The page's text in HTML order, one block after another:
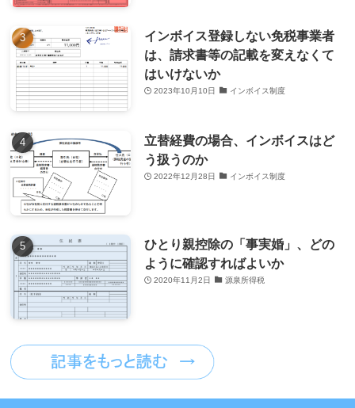
インボイス登録しない免税事業者
は、請求書等の記載を変えなくて
はいけないか
2023年10月10日 インボイス制度
立替経費の場合、インボイスはど
う扱うのか
2022年12月28日 インボイス制度
ひとり親控除の「事実婚」、どの
ように確認すればよいか
2020年11月2日 源泉所得税